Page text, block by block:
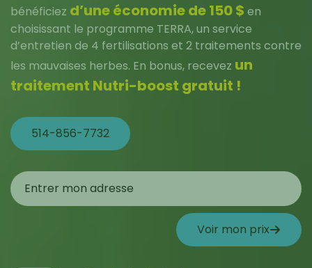
bénéficiez d’une économie de 150 $ en
choisissant le programme TERRA, un service
d’entretien de 4 fertilisations et 2 traitements contre
les mauvaises herbes. En bonus, recevez un
traitement Nutri-boost gratuit !
514-856-7732
Voir mon prix